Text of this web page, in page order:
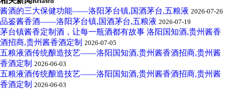
酱酒的三大保健功能——洛阳茅台镇,国酒茅台,五粮液 2026-07-26
品鉴酱香酒——洛阳茅台镇,国酒茅台,五粮液 2026-07-19
茅台镇酱香定制酒，让每一瓶酒都有故事 洛阳国知酒,贵州酱香
酒招商,贵州酱香酒定制 2026-07-05
五粮液酒传统酿造技艺——洛阳国知酒,贵州酱香酒招商,贵州酱
香酒定制 2026-06-03
五粮液酒传统酿造技艺——洛阳国知酒,贵州酱香酒招商,贵州酱
香酒定制 2026-06-03